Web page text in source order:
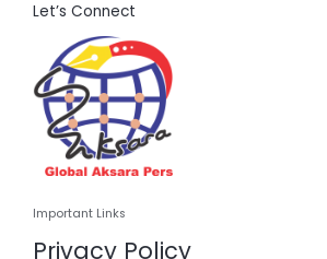
Let’s Connect
Important Links
Privacy Policy